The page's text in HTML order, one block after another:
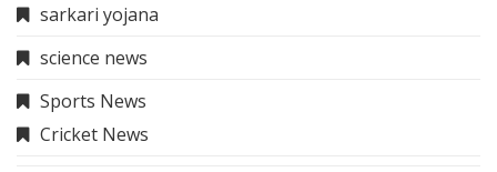
sarkari yojana
science news
Sports News
Cricket News